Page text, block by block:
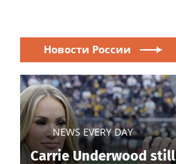
Новости России
NEWS EVERY DAY
Carrie Underwood still